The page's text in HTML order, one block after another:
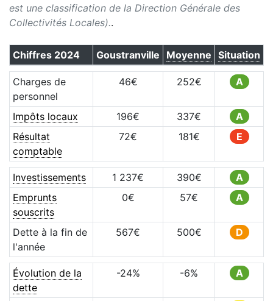
est une classification de la Direction Générale des
Collectivités Locales)..
Chiffres 2024 Goustranville Moyenne Situation
Charges de
personnel
46€ 252€ A
Impôts locaux 196€ 337€
A
Résultat
comptable
72€ 181€ E
Investissements 1 237€ 390€
A
Emprunts
souscrits
0€ 57€ A
Dette à la fin de
l'année
567€ 500€ D
Évolution de la
dette
-24% -6% A